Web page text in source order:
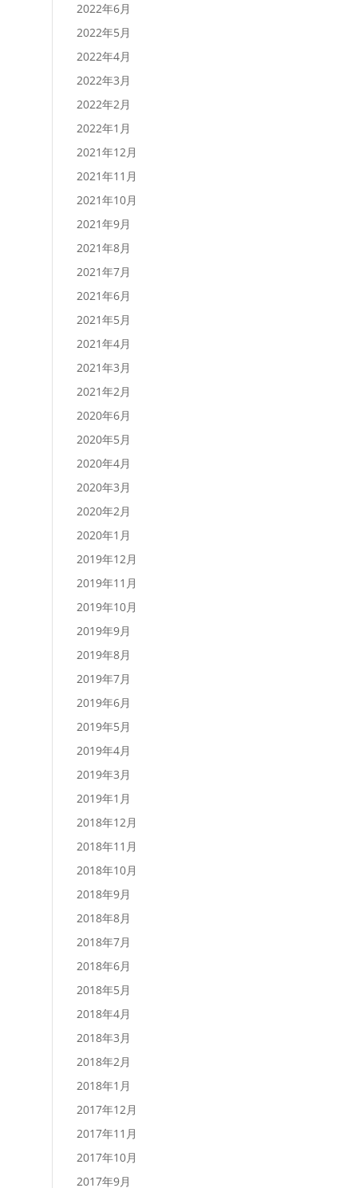
2022年6月
2022年5月
2022年4月
2022年3月
2022年2月
2022年1月
2021年12月
2021年11月
2021年10月
2021年9月
2021年8月
2021年7月
2021年6月
2021年5月
2021年4月
2021年3月
2021年2月
2020年6月
2020年5月
2020年4月
2020年3月
2020年2月
2020年1月
2019年12月
2019年11月
2019年10月
2019年9月
2019年8月
2019年7月
2019年6月
2019年5月
2019年4月
2019年3月
2019年1月
2018年12月
2018年11月
2018年10月
2018年9月
2018年8月
2018年7月
2018年6月
2018年5月
2018年4月
2018年3月
2018年2月
2018年1月
2017年12月
2017年11月
2017年10月
2017年9月